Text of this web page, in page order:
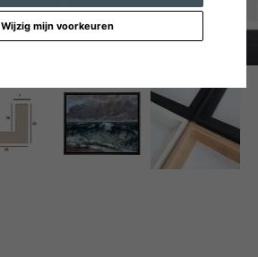
Wijzig mijn voorkeuren